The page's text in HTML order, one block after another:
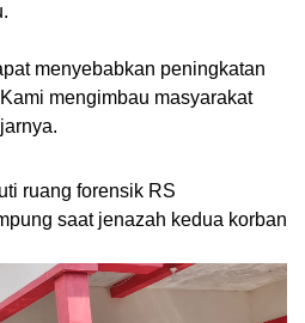
menyebabkan peningkatan
mengimbau masyarakat
ruang forensik RS
saat jenazah kedua korban